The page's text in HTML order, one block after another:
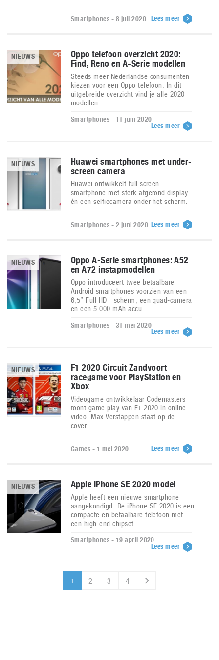
Smartphones - 8 juli 2020 Lees meer
NIEUWS
Oppo telefoon overzicht 2020:
Find, Reno en A-Serie modellen
Steeds meer Nederlandse consumenten
kiezen voor een Oppo telefoon. In dit
uitgebreide overzicht vind je alle 2020
modellen.
Smartphones - 11 juni 2020
Lees meer
NIEUWS
Huawei smartphones met under-
screen camera
Huawei ontwikkelt full screen
smartphone met sterk afgerond display
én een selfiecamera onder het scherm.
Smartphones - 2 juni 2020 Lees meer
NIEUWS
Oppo A-Serie smartphones: A52
en A72 instapmodellen
Oppo introduceert twee betaalbare
Android smartphones voorzien van een
6,5” Full HD+ scherm, een quad-camera
en een 5.000 mAh accu
Smartphones - 31 mei 2020
Lees meer
NIEUWS
F1 2020 Circuit Zandvoort
racegame voor PlayStation en
Xbox
Videogame ontwikkelaar Codemasters
toont game play van F1 2020 in online
video. Max Verstappen staat op de
cover.
Games - 1 mei 2020 Lees meer
NIEUWS Apple iPhone SE 2020 model
Apple heeft een nieuwe smartphone
aangekondigd. De iPhone SE 2020 is een
compacte en betaalbare telefoon met
een high-end chipset.
Smartphones - 19 april 2020
Lees meer
1 2 3 4